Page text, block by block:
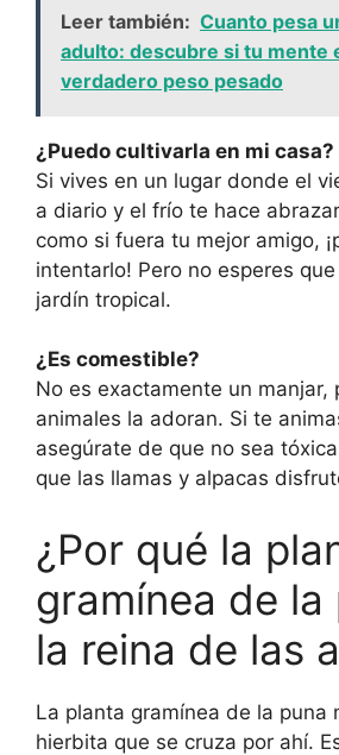
Leer también: Cuanto pesa
adulto: descubre si tu mente
verdadero peso pesado
¿Puedo cultivarla en mi casa?
Si vives en un lugar donde el
a diario y el frío te hace
como si fuera tu mejor amigo,
intentarlo! Pero no esperes
jardín tropical.
¿Es comestible?
No es exactamente un manjar,
animales la adoran. Si te
asegúrate de que no sea
que las llamas y alpacas
¿Por qué la
gramínea de la
la reina de las
La planta gramínea de la puna
hierbita que se cruza por ahí.